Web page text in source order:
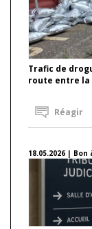
Trafic de
route entre la
Réagir
18.05.2026 | Bon